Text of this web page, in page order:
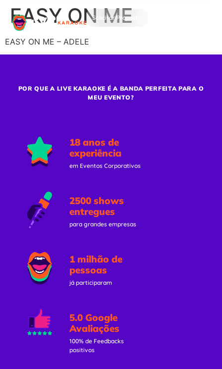
Solicitar Proposta
EASY ON ME
EASY ON ME – ADELE
POR QUE A LIVE KARAOKE É A BANDA PERFEITA PARA O
MEU EVENTO?
18 anos de
experiência
em Eventos Corporativos
2500 shows
entregues
para grandes empresas
1 milhão de
pessoas
já participaram
5.0 Google
Avaliações
100% de Feedbacks
positivos